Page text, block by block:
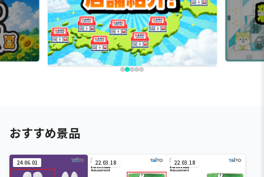
おすすめ景品
24.06.01 22.03.18 22.03.18